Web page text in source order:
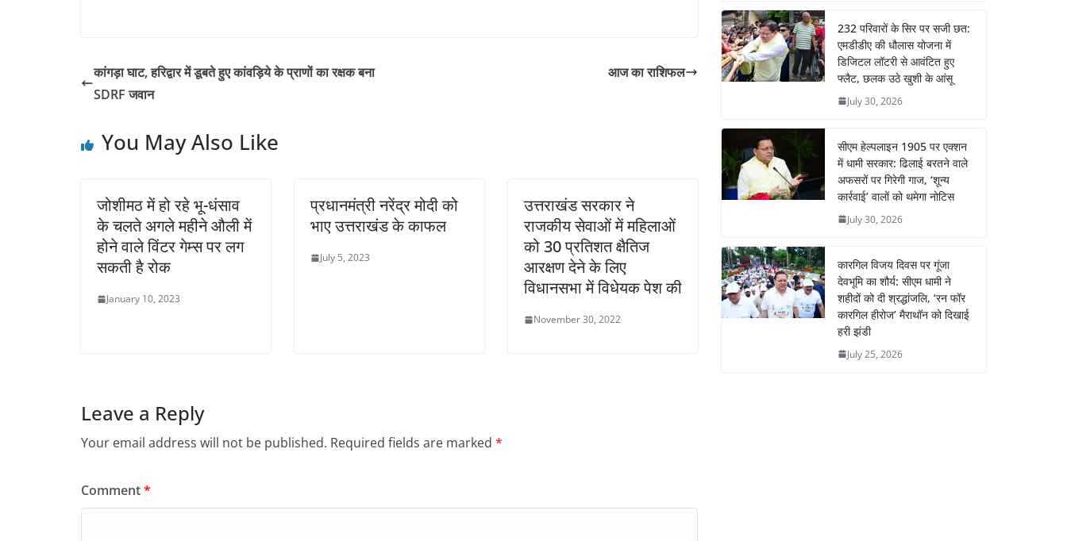
कांगड़ा घाट, हरिद्वार में डूबते हुए कांवड़िये के प्राणों का रक्षक बना
SDRF जवान
आज का राशिफल
You May Also Like
जोशीमठ में हो रहे भू-धंसाव
के चलते अगले महीने औली में
होने वाले विंटर गेम्स पर लग
सकती है रोक
January 10, 2023
प्रधानमंत्री नरेंद्र मोदी को
भाए उत्तराखंड के काफल
July 5, 2023
उत्तराखंड सरकार ने
राजकीय सेवाओं में महिलाओं
को 30 प्रतिशत क्षैतिज
आरक्षण देने के लिए
विधानसभा में विधेयक पेश की
November 30, 2022
Leave a Reply
Your email address will not be published. Required fields are marked *
Comment*
232 परिवारों के सिर पर सजी छत:
एमडीडीए की धौलास योजना में
डिजिटल लॉटरी से आवंटित हुए
फ्लैट, छलक उठे खुशी के आंसू
July 30, 2026
सीएम हेल्पलाइन 1905 पर एक्शन
में धामी सरकार: ढिलाई बरतने वाले
अफसरों पर गिरेगी गाज, ‘शून्य
कार्रवाई’ वालों को थमेगा नोटिस
July 30, 2026
कारगिल विजय दिवस पर गूंजा
देवभूमि का शौर्य: सीएम धामी ने
शहीदों को दी श्रद्धांजलि, ‘रन फॉर
कारगिल हीरोज’ मैराथॉन को दिखाई
हरी झंडी
July 25, 2026